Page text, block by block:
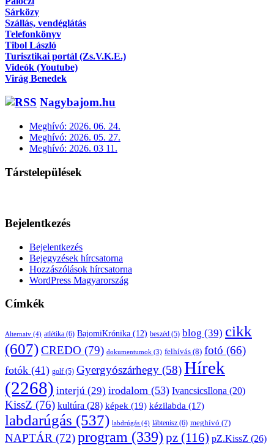
Sárközy
Szállás, vendéglátás
Telefonkönyv
Tibol László
Turisztikai portál (Zs.V.K.E.)
Videók (Youtube)
Virág Benedek
Nagybajom.hu
Meghívó: 2026. 06. 24.
Meghívó: 2026. 05. 27.
Meghívó: 2026. 03 11.
Társtelepülések
Bejelentkezés
Bejelentkezés
Bejegyzések hírcsatorna
Hozzászólások hírcsatorna
WordPress Magyarország
Címkék
Alternaiv (4) atlétika (6) BajomiKrónika (12) beszéd (5) blog (39) cikk
(607)CREDO (79) dokumentumok (3) felhívás (8) fotó (66)
fotók (41) golf (5) Gyergyószárhegy (58)Hírek
(2268) interjú (29) irodalom (53) IvancsicsIlona (20)
KissZ (76) kultúra (28) képek (19) kézilabda (17)
labdarúgás (537) labdrúgás (4) lábtenisz (6) meghívó (7)
NAPTÁR (72)program (339) pz (116) pZ.KissZ (26)